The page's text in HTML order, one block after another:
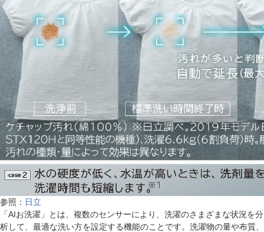
参照： 日立
「AIお洗濯」とは、複数のセンサーにより、洗濯のさまざまな状況を分
析して、最適な洗い方を設定する機能のことです。洗濯物の量や布質、